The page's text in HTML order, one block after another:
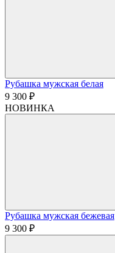
Рубашка мужская белая
9 300 ₽
НОВИНКА
Рубашка мужская бежевая
9 300 ₽